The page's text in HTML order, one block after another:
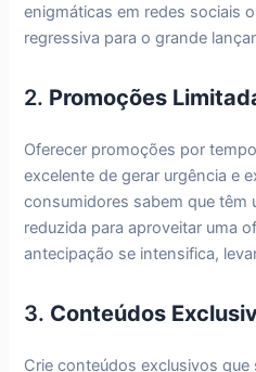
enigmáticas em redes sociais
regressiva para o grande
2. Promoções
Oferecer promoções por
excelente de gerar urgência e
consumidores sabem que têm
reduzida para aproveitar uma
antecipação se intensifica,
3. Conteúdos
Crie conteúdos exclusivos